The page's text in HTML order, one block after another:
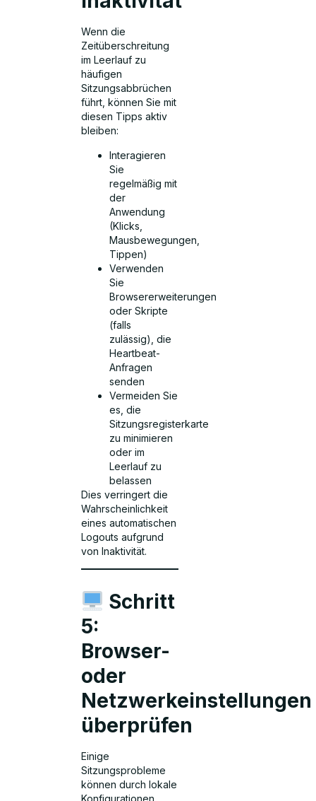
Wenn die
Zeitüberschreitung
im Leerlauf zu
häufigen
Sitzungsabbrüchen
führt, können Sie mit
diesen Tipps aktiv
bleiben:
Interagieren
Sie
regelmäßig mit
der
Anwendung
(Klicks,
Mausbewegungen,
Tippen)
Verwenden
Sie
Browsererweiterungen
oder Skripte
(falls
zulässig), die
Heartbeat-
Anfragen
senden
Vermeiden Sie
es, die
Sitzungsregisterkarte
zu minimieren
oder im
Leerlauf zu
belassen
Dies verringert die
Wahrscheinlichkeit
eines automatischen
Logouts aufgrund
von Inaktivität.
Schritt
5:
Browser-
oder
Netzwerkeinstellungen
überprüfen
Einige
Sitzungsprobleme
können durch lokale
Konfigurationen